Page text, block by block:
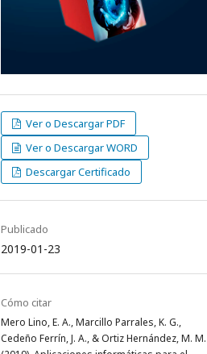
Ver o Descargar PDF
Ver o Descargar WORD
Descargar Certificado
Publicado
2019-01-23
Cómo citar
Mero Lino, E. A., Marcillo Parrales, K. G.,
Cedeño Ferrín, J. A., & Ortiz Hernández, M. M.